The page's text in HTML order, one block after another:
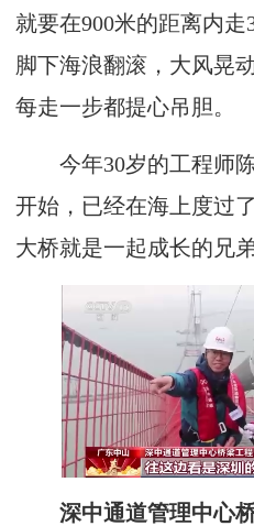
就要在900米的距离内
脚下海浪翻滚，大风晃
每走一步都提心吊胆。
今年30岁的工程师陈
开始，已经在海上度过
大桥就是一起成长的兄弟
深中通道管理中心桥